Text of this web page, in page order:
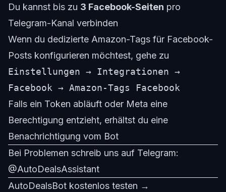
Du kannst bis zu 3 Facebook-Seiten pro
Telegram-Kanal verbinden
Wenn du dedizierte Amazon-Tags für Facebook-
Posts konfigurieren möchtest, gehe zu
Einstellungen → Integrationen →
Facebook → Amazon-Tags Facebook
Falls ein Token abläuft oder Meta eine
Berechtigung entzieht, erhältst du eine
Benachrichtigung vom Bot
Bei Problemen schreib uns auf Telegram:
@AutoDealsAssistant
AutoDealsBot kostenlos testen →